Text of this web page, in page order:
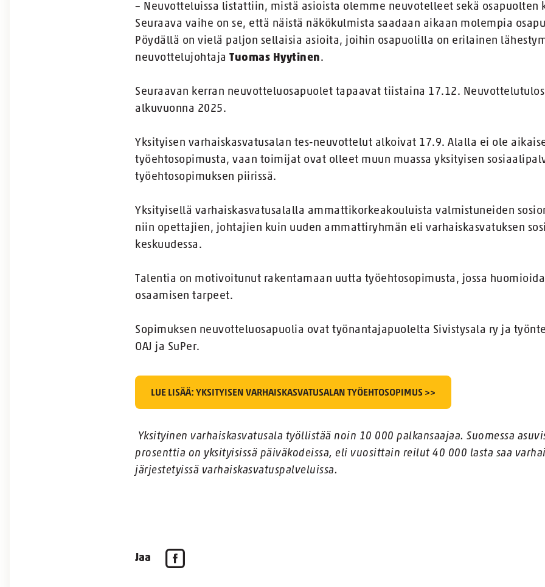
– Neuvotteluissa listattiin, mistä asioista olemme neuvotelleet sekä osapuolten
Seuraava vaihe on se, että näistä näkökulmista saadaan aikaan molempia
Pöydällä on vielä paljon sellaisia asioita, joihin osapuolilla on erilainen
neuvottelujohtaja Tuomas Hyytinen.
Seuraavan kerran neuvotteluosapuolet tapaavat tiistaina 17.12.
alkuvuonna 2025.
Yksityisen varhaiskasvatusalan tes-neuvottelut alkoivat 17.9. Alalla ei ole
työehtosopimusta, vaan toimijat ovat olleet muun muassa yksityisen
työehtosopimuksen piirissä.
Yksityisellä varhaiskasvatusalalla ammattikorkeakouluista valmistuneiden
niin opettajien, johtajien kuin uuden ammattiryhmän eli varhaiskasvatuksen
keskuudessa.
Talentia on motivoitunut rakentamaan uutta työehtosopimusta, jossa
osaamisen tarpeet.
Sopimuksen neuvotteluosapuolia ovat työnantajapuolelta Sivistysala ry ja
OAJ ja SuPer.
LUE LISÄÄ: YKSITYISEN VARHAISKASVATUSALAN TYÖEHTOSOPIMUS >>
Yksityinen varhaiskasvatusala työllistää noin 10 000 palkansaajaa. Suomessa
prosenttia on yksityisissä päiväkodeissa, eli vuosittain reilut 40 000 lasta saa
järjestetyissä varhaiskasvatuspalveluissa.
Jaa